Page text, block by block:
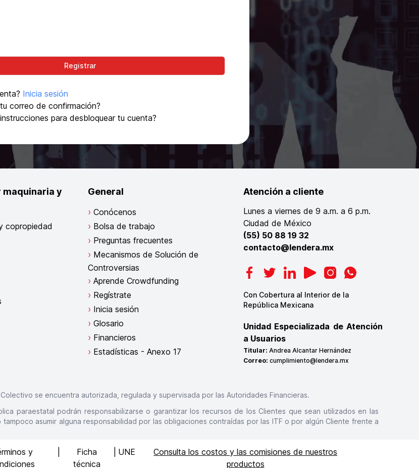
Inicia sesión
correo de confirmación?
para desbloquear tu cuenta?
maquinaria y
copropiedad
General
Conócenos
Bolsa de trabajo
Preguntas frecuentes
Mecanismos de Solución de
Controversias
Aprende Crowdfunding
Regístrate
Inicia sesión
Glosario
Financieros
Estadísticas - Anexo 17
Atención a cliente
Lunes a viernes de 9 a.m. a 6 p.m.
Ciudad de México
(55) 50 88 19 32
contacto@lendera.mx
Con Cobertura al Interior de la
República Mexicana
Unidad Especializada de Atención
a Usuarios
Titular: Andrea Alcantar Hernández
Correo: cumplimiento@lendera.mx
se encuentra autorizada, regulada y supervisada por las Autoridades Financieras.
paraestatal podrán responsabilizarse o garantizar los recursos de los Clientes que sean utilizados en las
asumir alguna responsabilidad por las obligaciones contraídas por las ITF o por algún Cliente frente a
y
Ficha
técnica
UNE
Consulta los costos y las comisiones de nuestros
productos